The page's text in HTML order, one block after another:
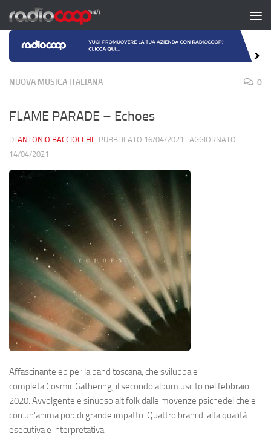
Salta al contenuto
NUOVA MUSICA ITALIANA 0
FLAME PARADE – Echoes
DI ANTONIO BACCIOCCHI · PUBBLICATO 16/04/2021 · AGGIORNATO
14/04/2021
Affascinante ep per la band toscana, che sviluppa e
completaCosmic Gathering, il secondo album uscito nel febbraio
2020. Avvolgente e sinuoso alt folk dalle movenze psichedeliche e
con un’anima pop di grande impatto. Quattro brani di alta qualità
esecutiva e interpretativa.